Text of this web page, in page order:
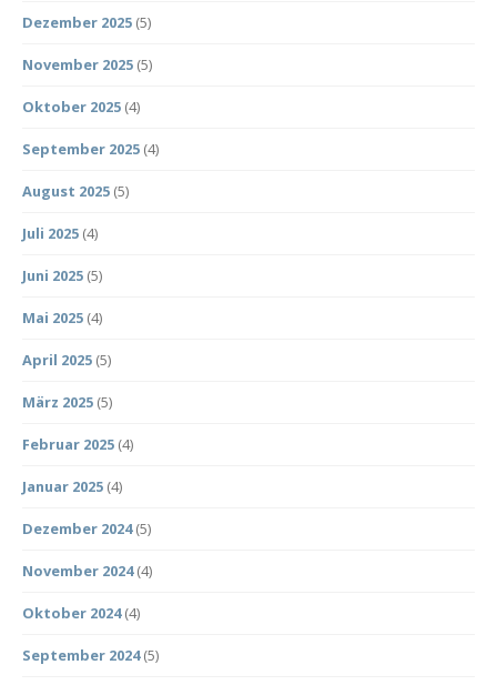
Dezember 2025 (5)
November 2025 (5)
Oktober 2025 (4)
September 2025 (4)
August 2025 (5)
Juli 2025 (4)
Juni 2025 (5)
Mai 2025 (4)
April 2025 (5)
März 2025 (5)
Februar 2025 (4)
Januar 2025 (4)
Dezember 2024(5)
November 2024(4)
Oktober 2024(4)
September 2024(5)